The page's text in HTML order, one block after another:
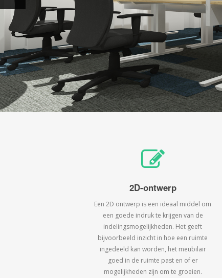
2D-ontwerp
Een 2D ontwerp is een ideaal middel om
een goede indruk te krijgen van de
indelingsmogelijkheden. Het geeft
bijvoorbeeld inzicht in hoe een ruimte
ingedeeld kan worden, het meubilair
goed in de ruimte past en of er
mogelijkheden zijn om te groeien.